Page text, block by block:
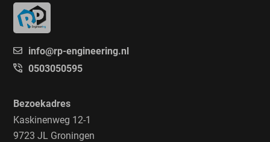
info@rp-engineering.nl
0503050595
Bezoekadres
Kaskinenweg 12-1
9723 JL Groningen